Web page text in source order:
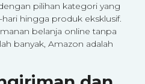
pilihan kategori yang
hingga produk eksklusif.
belanja online tanpa
banyak, Amazon adalah